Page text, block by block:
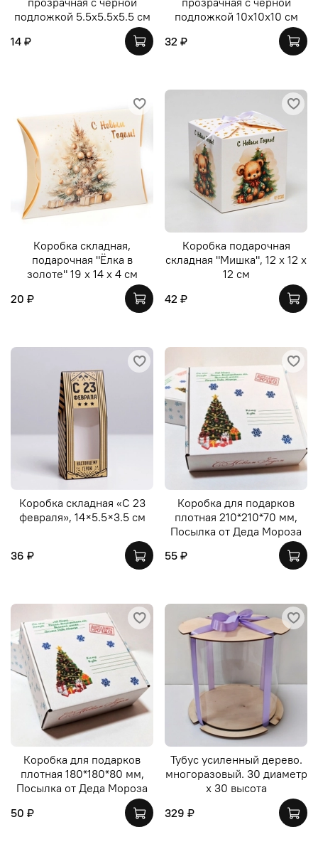
подложкой 5.5х5.5х5.5 см
14 ₽
подложкой 10х10х10 см
32 ₽
Коробка складная,
подарочная "Ёлка в
золоте" 19 х 14 х 4 см
20 ₽
Коробка подарочная
складная "Мишка", 12 х 12 х
12 см
42 ₽
Коробка складная «С 23
февраля», 14×5.5×3.5 см
36 ₽
Коробка для подарков
плотная 210*210*70 мм,
Посылка от Деда Мороза
55 ₽
Коробка для подарков
плотная 180*180*80 мм,
Посылка от Деда Мороза
50 ₽
Тубус усиленный дерево.
многоразовый. 30 диаметр
х 30 высота
329 ₽